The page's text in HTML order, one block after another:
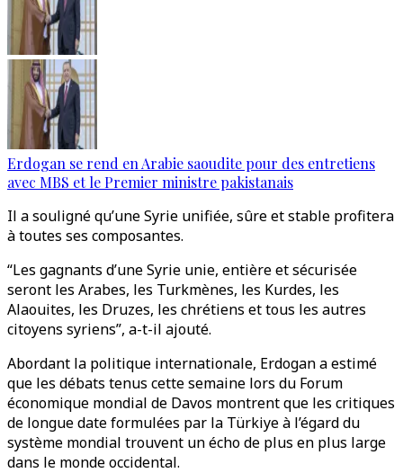
Erdogan se rend en Arabie saoudite pour des entretiens
avec MBS et le Premier ministre pakistanais
Il a souligné qu’une Syrie unifiée, sûre et stable profitera
à toutes ses composantes.
“Les gagnants d’une Syrie unie, entière et sécurisée
seront les Arabes, les Turkmènes, les Kurdes, les
Alaouites, les Druzes, les chrétiens et tous les autres
citoyens syriens”, a-t-il ajouté.
Abordant la politique internationale, Erdogan a estimé
que les débats tenus cette semaine lors du Forum
économique mondial de Davos montrent que les critiques
de longue date formulées par la Türkiye à l’égard du
système mondial trouvent un écho de plus en plus large
dans le monde occidental.